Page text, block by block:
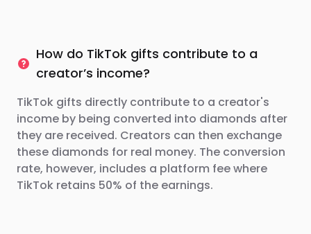
How do TikTok gifts contribute to a
creator’s income?
TikTok gifts directly contribute to a creator's
income by being converted into diamonds after
they are received. Creators can then exchange
these diamonds for real money. The conversion
rate, however, includes a platform fee where
TikTok retains 50% of the earnings.